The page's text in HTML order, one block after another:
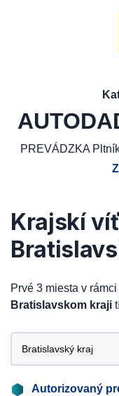
PREVÁDZKA
Krajskí
Prvé 3 miesta v
Bratislavskom kraji
Autorizovaný